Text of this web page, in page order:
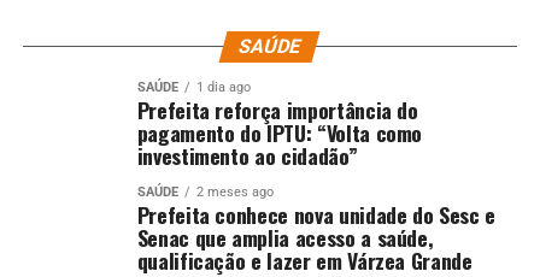
SAÚDE
SAÚDE 1 dia ago
Prefeita reforça importância do
pagamento do IPTU: “Volta como
investimento ao cidadão”
SAÚDE 2 meses ago
Prefeita conhece nova unidade do Sesc e
Senac que amplia acesso a saúde,
qualificação e lazer em Várzea Grande